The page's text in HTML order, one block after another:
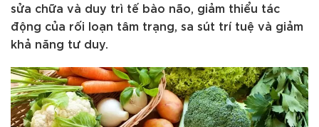
sửa chữa và duy trì tế bào não, giảm thiểu tác
động của rối loạn tâm trạng, sa sút trí tuệ và giảm
khả năng tư duy.